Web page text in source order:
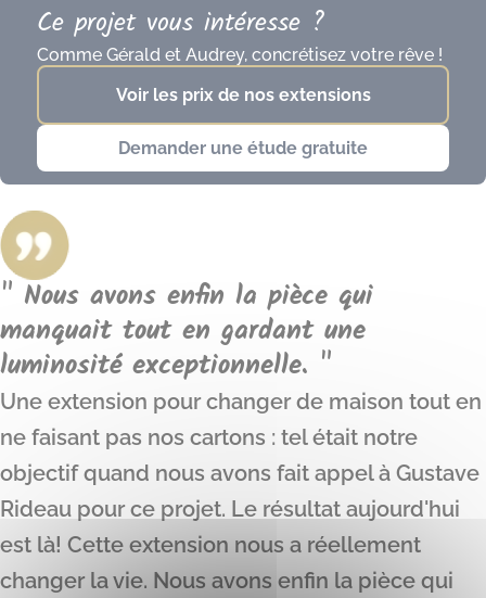
Ce projet vous intéresse ?
Comme Gérald et Audrey, concrétisez votre rêve !
Voir les prix de nos extensions
Demander une étude gratuite
" Nous avons enfin la pièce qui
manquait tout en gardant une
luminosité exceptionnelle. "
Une extension pour changer de maison tout en
ne faisant pas nos cartons : tel était notre
objectif quand nous avons fait appel à Gustave
Rideau pour ce projet. Le résultat aujourd'hui
est là! Cette extension nous a réellement
changer la vie. Nous avons enfin la pièce qui